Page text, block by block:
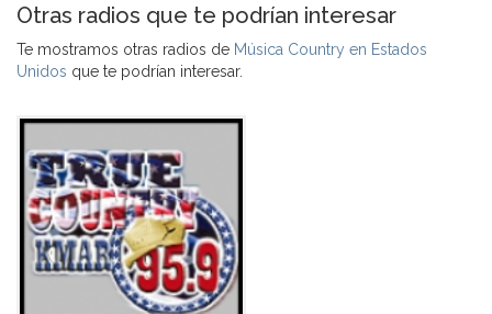
Otras radios que te podrían interesar
Te mostramos otras radios de Música Country en Estados
Unidos que te podrían interesar.